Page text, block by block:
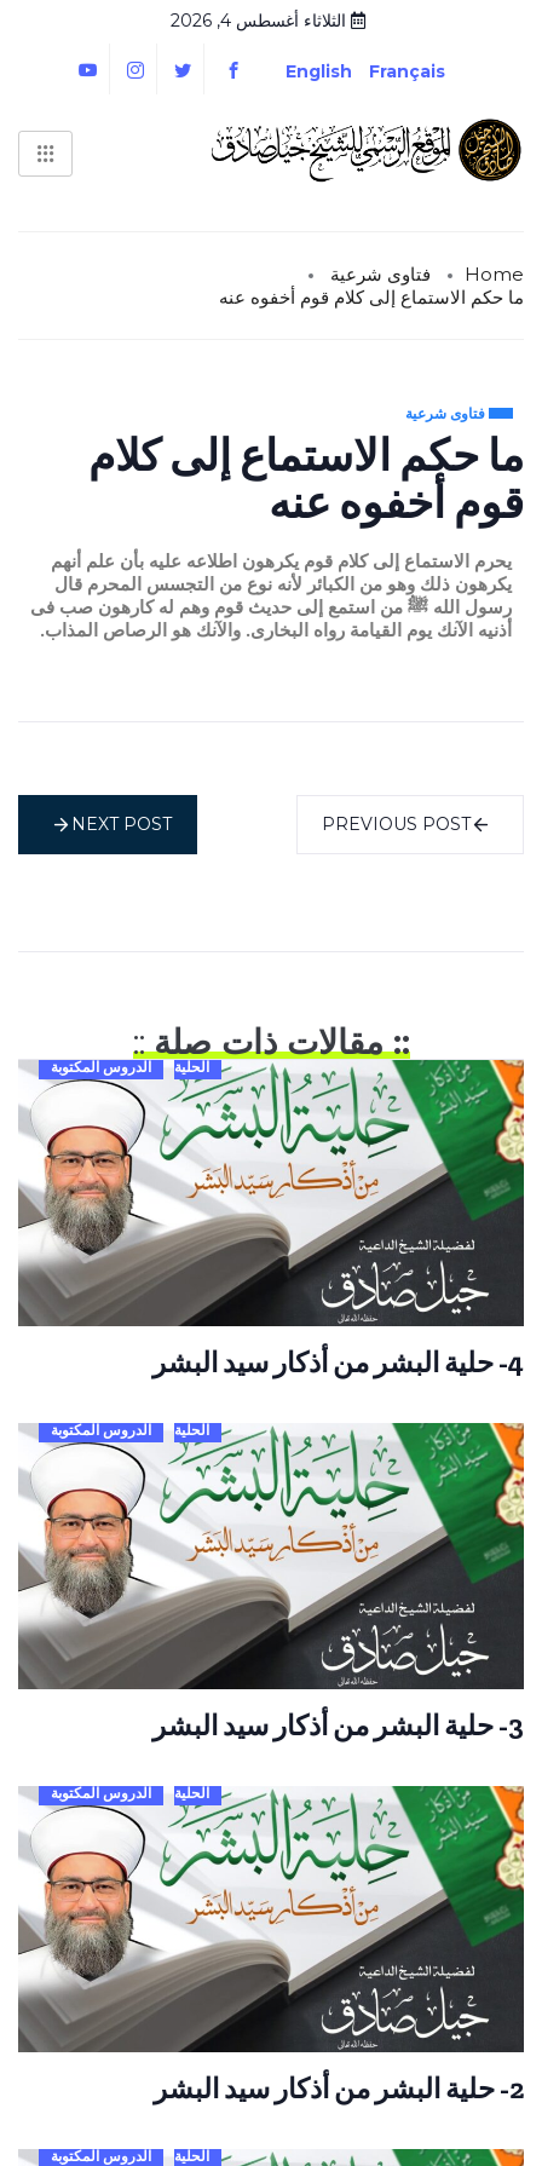
الثلاثاء أغسطس 4, 2026
Français
English
Home
فتاوى شرعية
ما حكم الاستماع إلى كلام قوم أخفوه عنه
فتاوى شرعية
ما حكم الاستماع إلى كلام
قوم أخفوه عنه
يحرم الاستماع إلى كلام قوم يكرهون اطلاعه عليه بأن علم أنهم
يكرهون ذلك وهو من الكبائر لأنه نوع من التجسس المحرم قال
رسول الله ﷺ من استمع إلى حديث قوم وهم له كارهون صب فى
أذنيه الآنك يوم القيامة رواه البخارى. والآنك هو الرصاص المذاب.
PREVIOUS POST
NEXT POST
:: مقالات ذات صلة::
الحلية الدروس المكتوبة
4- حلية البشر من أذكار سيد البشر
الحلية الدروس المكتوبة
3- حلية البشر من أذكار سيد البشر
الحلية الدروس المكتوبة
2- حلية البشر من أذكار سيد البشر
الحلية الدروس المكتوبة